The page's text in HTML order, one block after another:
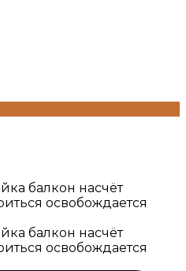
балкон насчёт
освобождается
балкон насчёт
освобождается